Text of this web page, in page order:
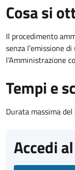
Cosa si
Il procedimento
senza l’emissione
l’Amministrazione
Tempi e
Durata massima
Accedi